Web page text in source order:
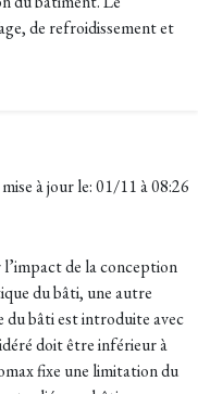
de refroidissement et
à jour le:01/11 à 08:26
de la conception
du bâti, une autre
du bâti est introduite avec
doit être inférieur à
fixe une limitation du